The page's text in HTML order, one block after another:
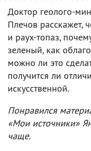
Доктор геолого-
Плечов расскажет,
и раух-топаз,
зеленый, как
можно ли это
получится ли
искусственной.
Понравился
«Мои источники»
чаще.